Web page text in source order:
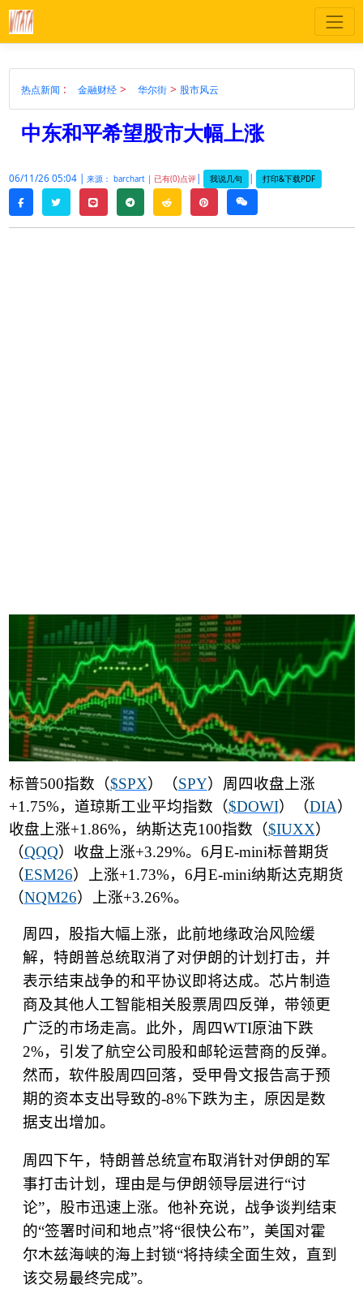
热点新闻 : 金融财经> 华尔街 > 股市风云
中东和平希望股市大幅上涨
06/11/26 05:04 | 来源： barchart | 已有(0)点评| 我说几句 | 打印&下载PDF
facebooktwitterline telegramreddit pinterestweixin
标普500指数（$SPX）（SPY）周四收盘上涨
+1.75%，道琼斯工业平均指数（$DOWI）（DIA）
收盘上涨+1.86%，纳斯达克100指数（$IUXX）
（QQQ）收盘上涨+3.29%。 6月 E-mini标普期货
（ESM26）上涨+1.73%， 6月 E-mini纳斯达克期货
（NQM26）上涨+3.26%。
周四，股指大幅上涨，此前地缘政治风险缓
解，特朗普总统取消了对伊朗的计划打击，并
表示结束战争的和平协议即将达成。芯片制造
商及其他人工智能相关股票周四反弹，带领更
广泛的市场走高。此外，周四WTI原油下跌
2%，引发了航空公司股和邮轮运营商的反弹。
然而，软件股周四回落，受甲骨文报告高于预
期的资本支出导致的-8%下跌为主，原因是数
据支出增加。
周四下午，特朗普总统宣布取消针对伊朗的军
事打击计划，理由是与伊朗领导层进行“讨
论”，股市迅速上涨。他补充说，战争谈判结束
的“签署时间和地点”将“很快公布”，美国对霍
尔木兹海峡的海上封锁“将持续全面生效，直到
该交易最终完成”。